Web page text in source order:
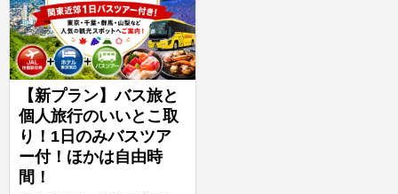
【新プラン】バス旅と
個人旅行のいいとこ取
り！1日のみバスツア
ー付！ほかは自由時
間！